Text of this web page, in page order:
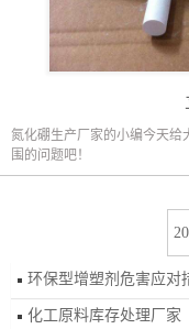
氮化硼生产厂家的小编今天
围的问题吧！
环保型增塑剂危害应对
化工原料库存处理厂家